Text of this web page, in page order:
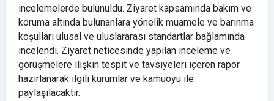
incelemelerde bulunuldu. Ziyaret kapsamında bakım ve
koruma altında bulunanlara yönelik muamele ve barınma
koşulları ulusal ve uluslararası standartlar bağlamında
incelendi. Ziyaret neticesinde yapılan inceleme ve
görüşmelere ilişkin tespit ve tavsiyeleri içeren rapor
hazırlanarak ilgili kurumlar ve kamuoyu ile
paylaşılacaktır.